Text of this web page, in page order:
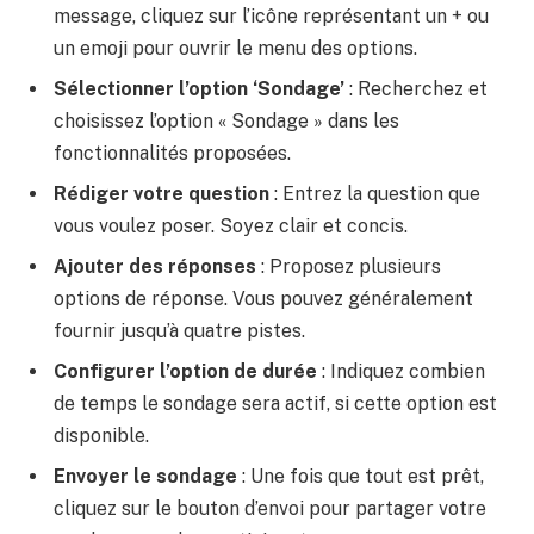
message, cliquez sur l’icône représentant un + ou
un emoji pour ouvrir le menu des options.
Sélectionner l’option ‘Sondage’ : Recherchez et
choisissez l’option « Sondage » dans les
fonctionnalités proposées.
Rédiger votre question : Entrez la question que
vous voulez poser. Soyez clair et concis.
Ajouter des réponses : Proposez plusieurs
options de réponse. Vous pouvez généralement
fournir jusqu’à quatre pistes.
Configurer l’option de durée : Indiquez combien
de temps le sondage sera actif, si cette option est
disponible.
Envoyer le sondage : Une fois que tout est prêt,
cliquez sur le bouton d’envoi pour partager votre